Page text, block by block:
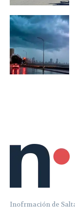
Inofrmación de